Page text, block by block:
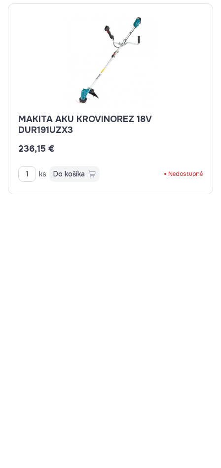
MAKITA AKU KROVINOREZ 18V
DUR191UZX3
236,15 €
ks Do košíka Nedostupné